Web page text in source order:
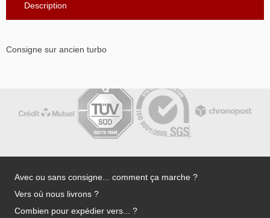
Description
Consigne sur ancien turbo
Avec ou sans consigne... comment ça marche ?
Vers où nous livrons ?
Combien pour expédier vers... ?